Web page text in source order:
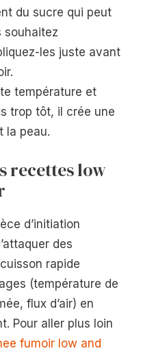
du sucre qui peut
souhaitez
les juste avant
température et
trop tôt, il crée une
la peau.
recettes low
d’initiation
des
rapide
(température de
flux d’air) en
Pour aller plus loin
fumoir low and